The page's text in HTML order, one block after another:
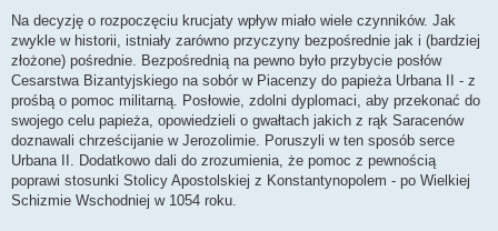
s
Na decyzję o rozpoczęciu krucjaty wpływ miało wiele czynników. Jak
zwykle w historii, istniały zarówno przyczyny bezpośrednie jak i (bardziej
złożone) pośrednie. Bezpośrednią na pewno było przybycie posłów
Cesarstwa Bizantyjskiego na sobór w Piacenzy do papieża Urbana II - z
prośbą o pomoc militarną. Posłowie, zdolni dyplomaci, aby przekonać do
swojego celu papieża, opowiedzieli o gwałtach jakich z rąk Saracenów
doznawali chrześcijanie w Jerozolimie. Poruszyli w ten sposób serce
Urbana II. Dodatkowo dali do zrozumienia, że pomoc z pewnością
poprawi stosunki Stolicy Apostolskiej z Konstantynopolem - po Wielkiej
Schizmie Wschodniej w 1054 roku.